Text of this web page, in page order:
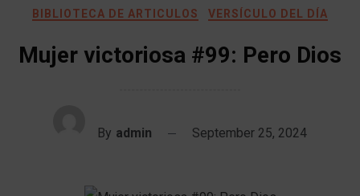
BIBLIOTECA DE ARTICULOS VERSÍCULO DEL DÍA
Mujer victoriosa #99: Pero Dios
By admin September 25, 2024